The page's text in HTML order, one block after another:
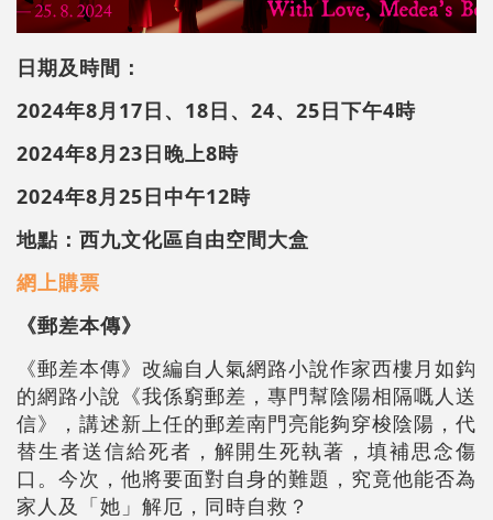
日期及時間：
2024年8月17日、18日、24、25日下午4時
2024年8月23日晚上8時
2024年8月25日中午12時
地點：西九文化區自由空間大盒
網上購票
《郵差本傳》
《郵差本傳》改編自人氣網路小說作家西樓月如鈎
的網路小說《我係窮郵差，專門幫陰陽相隔嘅人送
信》，講述新上任的郵差南門亮能夠穿梭陰陽，代
替生者送信給死者，解開生死執著，填補思念傷
口。今次，他將要面對自身的難題，究竟他能否為
家人及「她」解厄，同時自救？